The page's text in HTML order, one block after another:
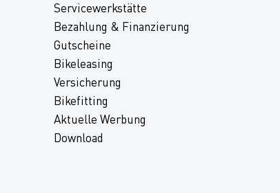
Servicewerkstätte
Bezahlung & Finanzierung
Gutscheine
Bikeleasing
Versicherung
Bikefitting
Aktuelle Werbung
Download